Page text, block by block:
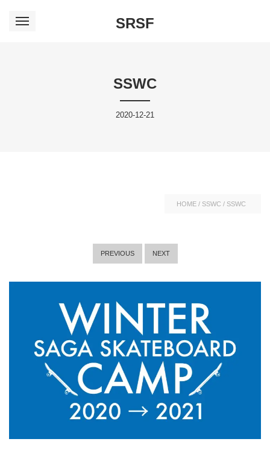
SRSF
SSWC
2020-12-21
HOME / SSWC / SSWC
PREVIOUS NEXT